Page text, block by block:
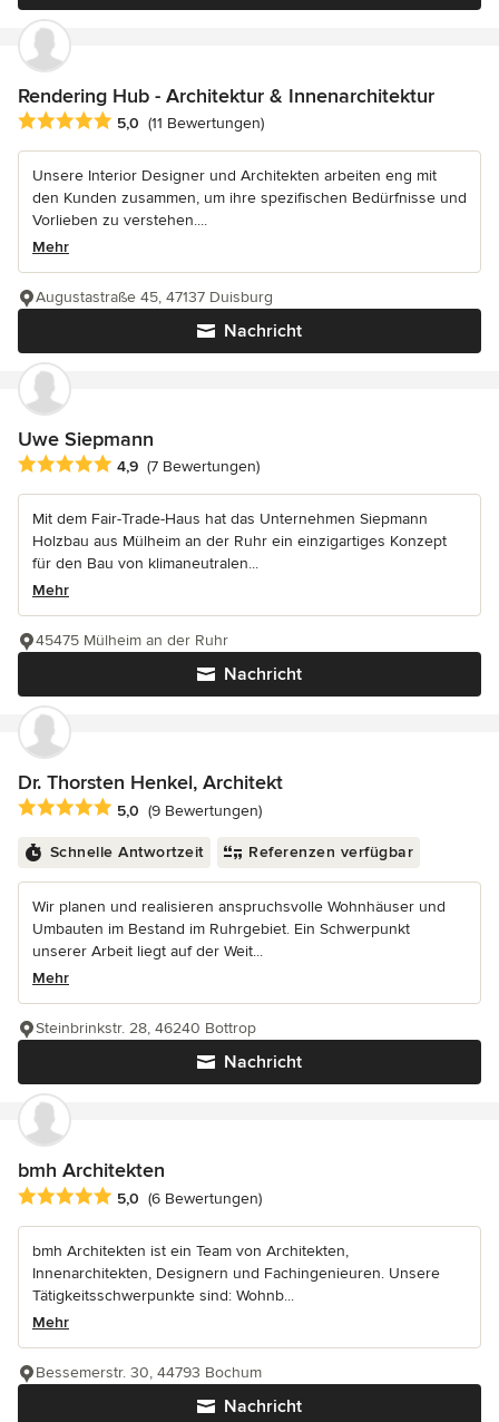
Rendering Hub - Architektur & Innenarchitektur
Durchschnittliche Bewertung: 5 von 5 Sternen
5,0 (11 Bewertungen)
Unsere Interior Designer und Architekten arbeiten eng mit
den Kunden zusammen, um ihre spezifischen Bedürfnisse und
Vorlieben zu verstehen....
Mehr
Nachricht
Augustastraße 45, 47137 Duisburg
Uwe Siepmann
Durchschnittliche Bewertung: 4.9 von 5 Sternen
4,9 (7 Bewertungen)
Mit dem Fair-Trade-Haus hat das Unternehmen Siepmann
Holzbau aus Mülheim an der Ruhr ein einzigartiges Konzept
für den Bau von klimaneutralen...
Mehr
Nachricht
45475 Mülheim an der Ruhr
Dr. Thorsten Henkel, Architekt
Durchschnittliche Bewertung: 5 von 5 Sternen
5,0 (9 Bewertungen)
Schnelle Antwortzeit Referenzen verfügbar
Wir planen und realisieren anspruchsvolle Wohnhäuser und
Umbauten im Bestand im Ruhrgebiet. Ein Schwerpunkt
unserer Arbeit liegt auf der Weit...
Mehr
Nachricht
Steinbrinkstr. 28, 46240 Bottrop
bmh Architekten
Durchschnittliche Bewertung: 5 von 5 Sternen
5,0 (6 Bewertungen)
bmh Architekten ist ein Team von Architekten,
Innenarchitekten, Designern und Fachingenieuren. Unsere
Tätigkeitsschwerpunkte sind: Wohnb...
Mehr
Nachricht
Bessemerstr. 30, 44793 Bochum